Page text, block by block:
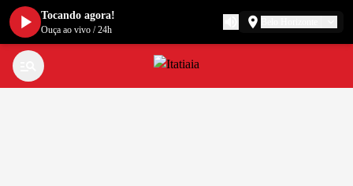
Tocando agora!
Ouça ao vivo /24h